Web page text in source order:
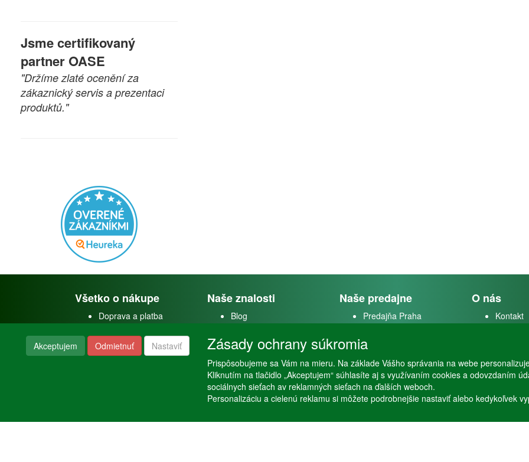
Jsme certifikovaný
partner OASE
"Držíme zlaté ocenění za
zákaznický servis a prezentaci
produktů."
Všetko o nákupe
Doprava a platba
Obchodné podmienky
Reklamačný poriadok
Naše znalosti
Blog
Youtube
Instagram
Poradenstvo
Naše predajne
Predajňa Praha
O nás
Kontakt
Copyright © Stöckl spol. s r. o. 2020, powered byABRA E-shop
Akceptujem Odmietnuť Nastaviť Zásady ochrany súkromia
Prispôsobujeme sa Vám na mieru. Na základe Vášho správania na webe
Kliknutím na tlačidlo „Akceptujem“ súhlasíte aj s využívaním cookies a odovzdaním
sociálnych sieťach av reklamných sieťach na ďalších weboch.
Personalizáciu a cielenú reklamu si môžete podrobnejšie nastaviť alebo kedykoľvek